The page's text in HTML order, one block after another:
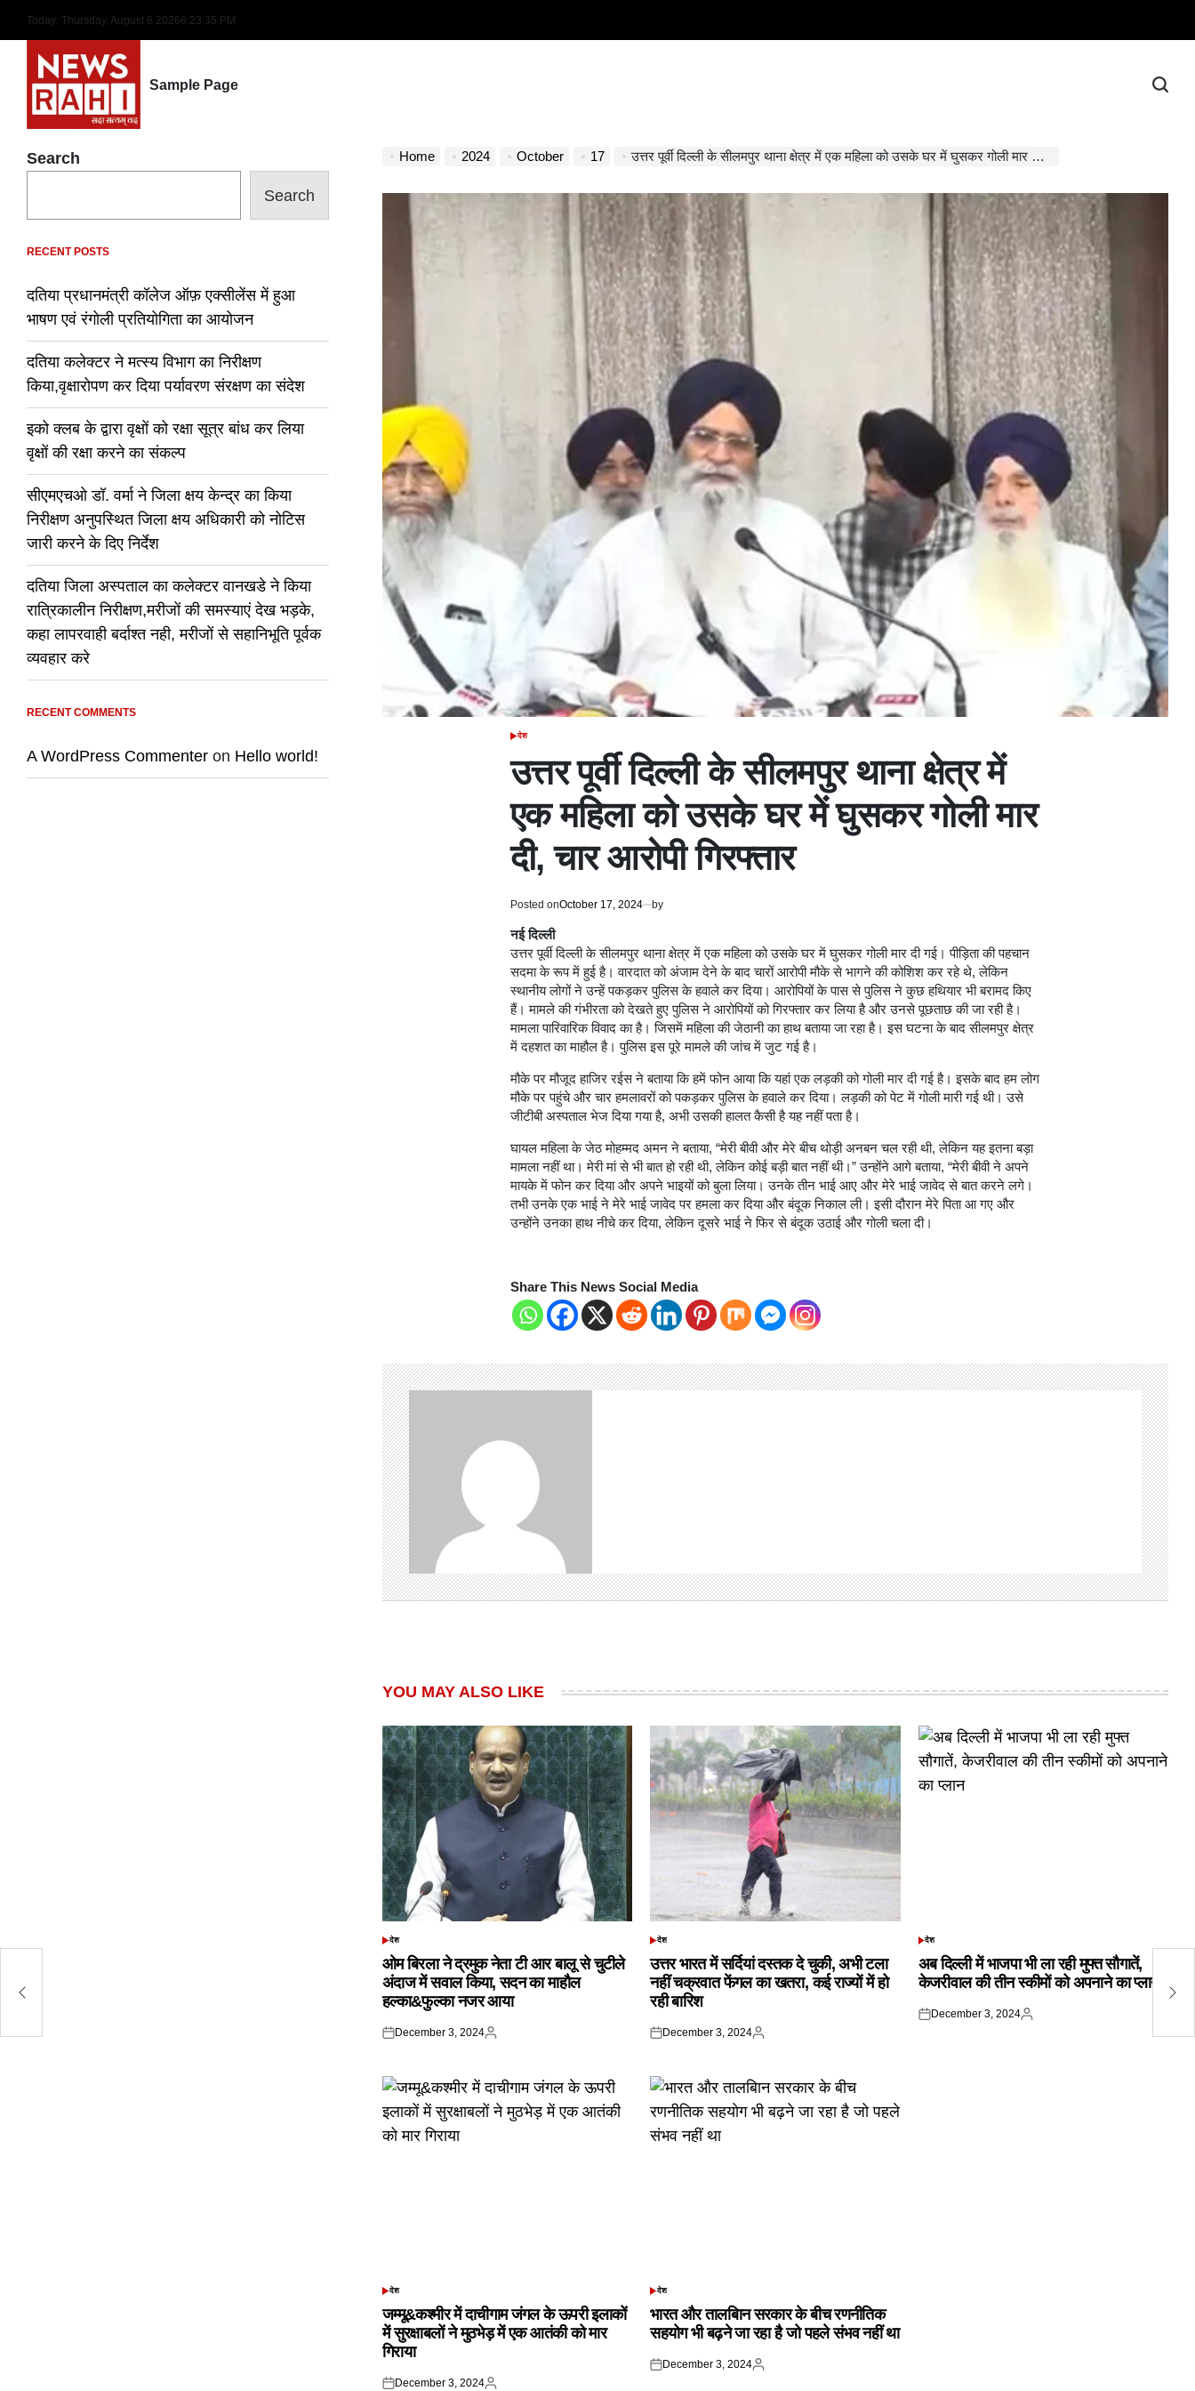
content
Today: Thursday, August 6 20266:23:36 PM
Sample Page
Home 2024 October 17 उत्तर पूर्वी दिल्ली के सीलमपुर थाना क्षेत्र में एक महिला को उसके घर में घुसकर गोली मार दी, चार आरोपी गिरफ्तार
POSTED
देश
उत्तर पूर्वी दिल्ली के सीलमपुर थाना क्षेत्र में
एक महिला को उसके घर में घुसकर गोली मार
दी, चार आरोपी गिरफ्तार
Posted onOctober 17, 2024 by
नई दिल्ली
उत्तर पूर्वी दिल्ली के सीलमपुर थाना क्षेत्र में एक महिला को उसके घर में घुसकर गोली मार दी गई। पीड़िता की पहचान
सदमा के रूप में हुई है। वारदात को अंजाम देने के बाद चारों आरोपी मौके से भागने की कोशिश कर रहे थे, लेकिन
स्थानीय लोगों ने उन्हें पकड़कर पुलिस के हवाले कर दिया। आरोपियों के पास से पुलिस ने कुछ हथियार भी बरामद किए
हैं। मामले की गंभीरता को देखते हुए पुलिस ने आरोपियों को गिरफ्तार कर लिया है और उनसे पूछताछ की जा रही है।
मामला पारिवारिक विवाद का है। जिसमें महिला की जेठानी का हाथ बताया जा रहा है। इस घटना के बाद सीलमपुर क्षेत्र
में दहशत का माहौल है। पुलिस इस पूरे मामले की जांच में जुट गई है।
मौके पर मौजूद हाजिर रईस ने बताया कि हमें फोन आया कि यहां एक लड़की को गोली मार दी गई है। इसके बाद हम लोग
मौके पर पहुंचे और चार हमलावरों को पकड़कर पुलिस के हवाले कर दिया। लड़की को पेट में गोली मारी गई थी। उसे
जीटीबी अस्पताल भेज दिया गया है, अभी उसकी हालत कैसी है यह नहीं पता है।
घायल महिला के जेठ मोहम्मद अमन ने बताया, “मेरी बीवी और मेरे बीच थोड़ी अनबन चल रही थी, लेकिन यह इतना बड़ा
मामला नहीं था। मेरी मां से भी बात हो रही थी, लेकिन कोई बड़ी बात नहीं थी।” उन्होंने आगे बताया, “मेरी बीवी ने अपने
मायके में फोन कर दिया और अपने भाइयों को बुला लिया। उनके तीन भाई आए और मेरे भाई जावेद से बात करने लगे।
तभी उनके एक भाई ने मेरे भाई जावेद पर हमला कर दिया और बंदूक निकाल ली। इसी दौरान मेरे पिता आ गए और
उन्होंने उनका हाथ नीचे कर दिया, लेकिन दूसरे भाई ने फिर से बंदूक उठाई और गोली चला दी।
Share This News Social Media
YOU MAY ALSO LIKE
POSTED
देश
ओम बिरला ने द्रमुक नेता टी आर बालू से चुटीले
अंदाज में सवाल किया, सदन का माहौल
हल्का&फुल्का नजर आया
Posted
December 3, 2024
Posted
POSTED
देश
उत्तर भारत में सर्दियां दस्तक दे चुकी, अभी टला
नहीं चक्रवात फेंगल का खतरा, कई राज्यों में हो
रही बारिश
Posted
December 3, 2024
Posted
POSTED
देश
अब दिल्ली में भाजपा भी ला रही मुफ्त सौगातें,
केजरीवाल की तीन स्कीमों को अपनाने का प्लान
Posted
December 3, 2024
Posted
POSTED
देश
जम्मू&कश्मीर में दाचीगाम जंगल के ऊपरी इलाकों
में सुरक्षाबलों ने मुठभेड़ में एक आतंकी को मार
गिराया
December 3, 2024
POSTED
देश
भारत और तालबिान सरकार के बीच रणनीतिक
सहयोग भी बढ़ने जा रहा है जो पहले संभव नहीं था
Posted
December 3, 2024
Posted
Search
Search
RECENT POSTS
दतिया प्रधानमंत्री कॉलेज ऑफ़ एक्सीलेंस में हुआ
भाषण एवं रंगोली प्रतियोगिता का आयोजन
दतिया कलेक्टर ने मत्स्य विभाग का निरीक्षण
किया,वृक्षारोपण कर दिया पर्यावरण संरक्षण का संदेश
इको क्लब के द्वारा वृक्षों को रक्षा सूत्र बांध कर लिया
वृक्षों की रक्षा करने का संकल्प
सीएमएचओ डॉ. वर्मा ने जिला क्षय केन्द्र का किया
निरीक्षण अनुपस्थित जिला क्षय अधिकारी को नोटिस
जारी करने के दिए निर्देश
दतिया जिला अस्पताल का कलेक्टर वानखडे ने किया
रात्रिकालीन निरीक्षण,मरीजों की समस्याएं देख भड़के,
कहा लापरवाही बर्दाश्त नही, मरीजों से सहानिभूति पूर्वक
व्यवहार करे
RECENT COMMENTS
A WordPress Commenter on Hello world!